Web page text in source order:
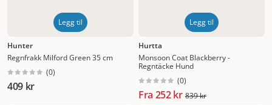
Legg til
Hunter
Regnfrakk Milford Green 35 cm
(0)
409 kr
Legg til
Hurtta
Monsoon Coat Blackberry -
Regntäcke Hund
(0)
Fra 252 kr 839 kr